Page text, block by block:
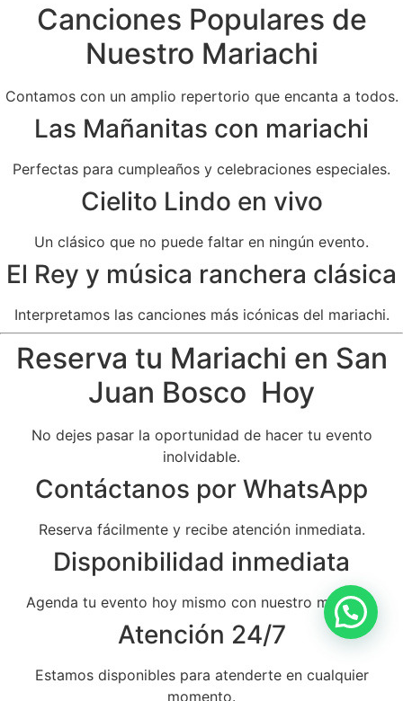
Canciones Populares de
Nuestro Mariachi
Contamos con un amplio repertorio que encanta a todos.
Las Mañanitas con mariachi
Perfectas para cumpleaños y celebraciones especiales.
Cielito Lindo en vivo
Un clásico que no puede faltar en ningún evento.
El Rey y música ranchera clásica
Interpretamos las canciones más icónicas del mariachi.
Reserva tu Mariachi en San
Juan Bosco Hoy
No dejes pasar la oportunidad de hacer tu evento
inolvidable.
Contáctanos por WhatsApp
Reserva fácilmente y recibe atención inmediata.
Disponibilidad inmediata
Agenda tu evento hoy mismo con nuestro mariachi.
Atención 24/7
Estamos disponibles para atenderte en cualquier
momento.